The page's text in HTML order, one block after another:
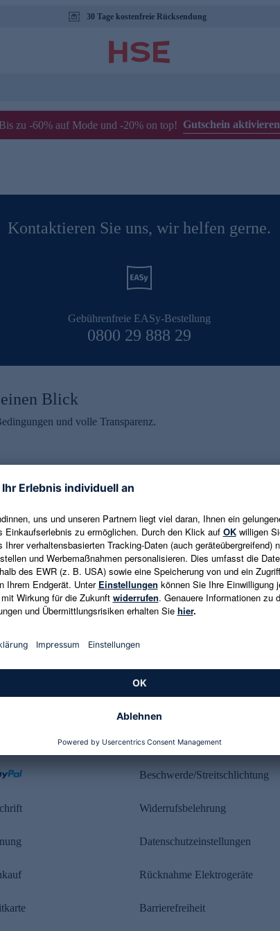
30 Tage kostenfreie Rücksendung
Bis zu -60% auf Mode und -20% on top! Gutschein aktivieren
Kontaktieren Sie uns, wir helfen gerne.
Gebührenfreie EASy-Bestellung
0800 29 888 29
Blick
und volle Transparenz.
und aktuelle Trends,
Als Dankeschön
ist jederzeit in
E-Mail-Adresse eingeben
Es gelten die Datenschutzrichtlinien
Rechtliches
Beschwerde/Streitschlichtung
Widerrufsbelehrung
Datenschutzeinstellungen
Rücknahme Elektrogeräte
Barrierefreiheit